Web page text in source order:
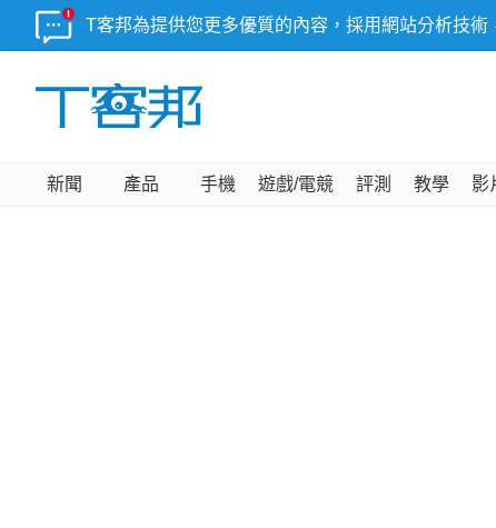
T客邦為提供您更多優質的內容，採用網站分析技
新聞 產品 手機 遊戲/電競 評測 教學 影